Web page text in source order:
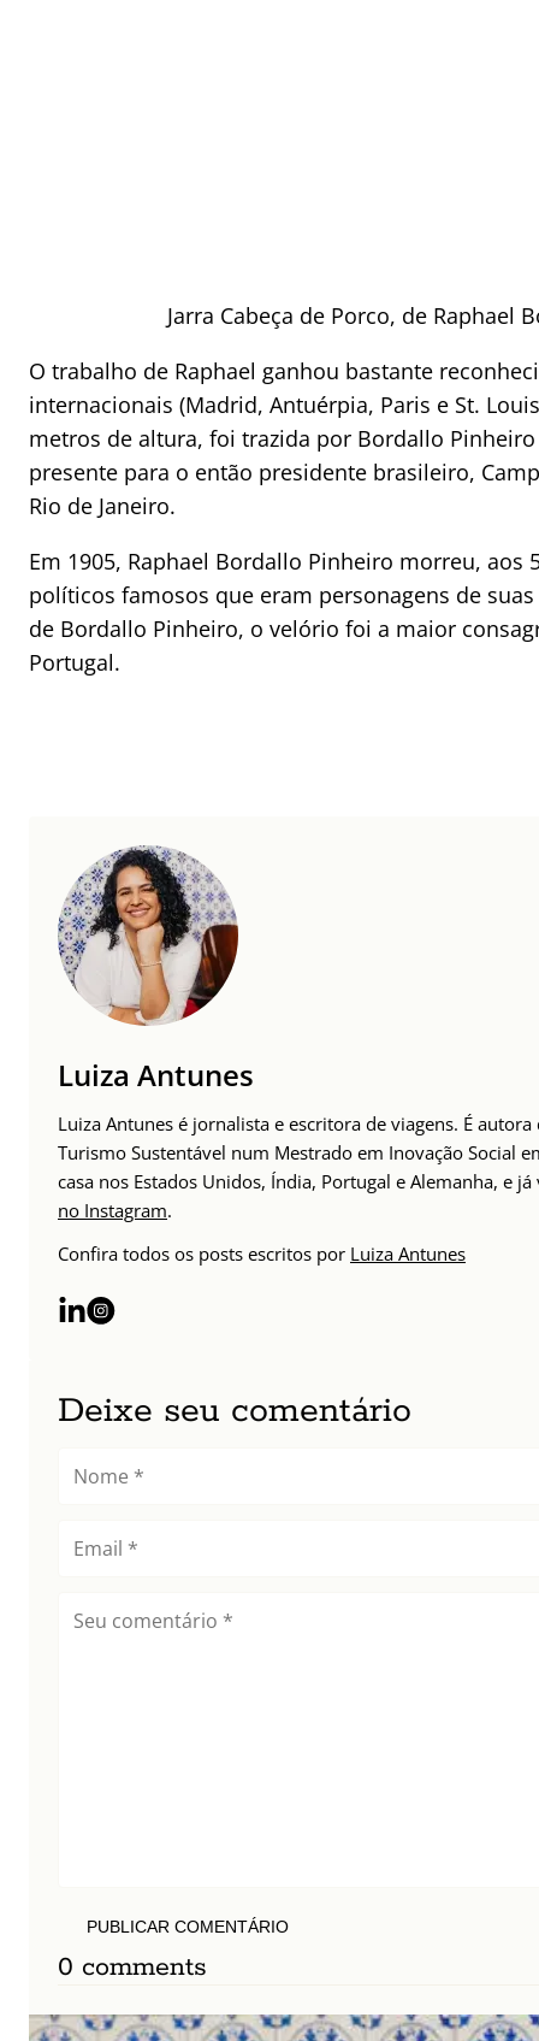
Jarra Cabeça de Porco, de Raphael
O trabalho de Raphael ganhou bastante
internacionais (Madrid, Antuérpia, Paris e St.
metros de altura, foi trazida por Bordallo
presente para o então presidente brasileiro,
Rio de Janeiro.
Em 1905, Raphael Bordallo Pinheiro morreu,
políticos famosos que eram personagens de
de Bordallo Pinheiro, o velório foi a maior
Portugal.
Luiza Antunes
Luiza Antunes é jornalista e escritora de viagens. É
Turismo Sustentável num Mestrado em Inovação Social
casa nos Estados Unidos, Índia, Portugal e Alemanha, e
no Instagram.
Confira todos os posts escritos por Luiza Antunes
Deixe seu comentário
PUBLICAR COMENTÁRIO
0 comments